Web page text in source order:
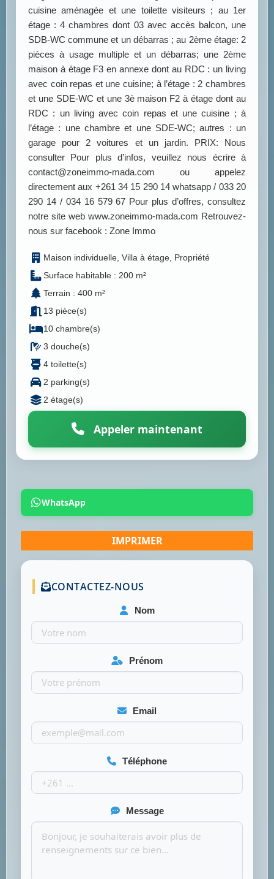
cuisine aménagée et une toilette visiteurs ; au 1er
étage : 4 chambres dont 03 avec accès balcon, une
SDB-WC commune et un débarras ; au 2ème étage: 2
pièces à usage multiple et un débarras; une 2ème
maison à étage F3 en annexe dont au RDC : un living
avec coin repas et une cuisine; à l’étage : 2 chambres
et une SDE-WC et une 3è maison F2 à étage dont au
RDC : un living avec coin repas et une cuisine ; à
l’étage : une chambre et une SDE-WC; autres : un
garage pour 2 voitures et un jardin. PRIX: Nous
consulter Pour plus d’infos, veuillez nous écrire à
contact@zoneimmo-mada.com ou appelez
directement aux +261 34 15 290 14 whatsapp / 033 20
290 14 / 034 16 579 67 Pour plus d’offres, consultez
notre site web www.zoneimmo-mada.com Retrouvez-
nous sur facebook : Zone Immo
Maison individuelle, Villa à étage, Propriété
Surface habitable : 200 m²
Terrain : 400 m²
13 pièce(s)
10 chambre(s)
3 douche(s)
4 toilette(s)
2 parking(s)
2 étage(s)
Appeler maintenant
WhatsApp
CONTACTEZ-NOUS
Nom
Prénom
Email
Téléphone
Message